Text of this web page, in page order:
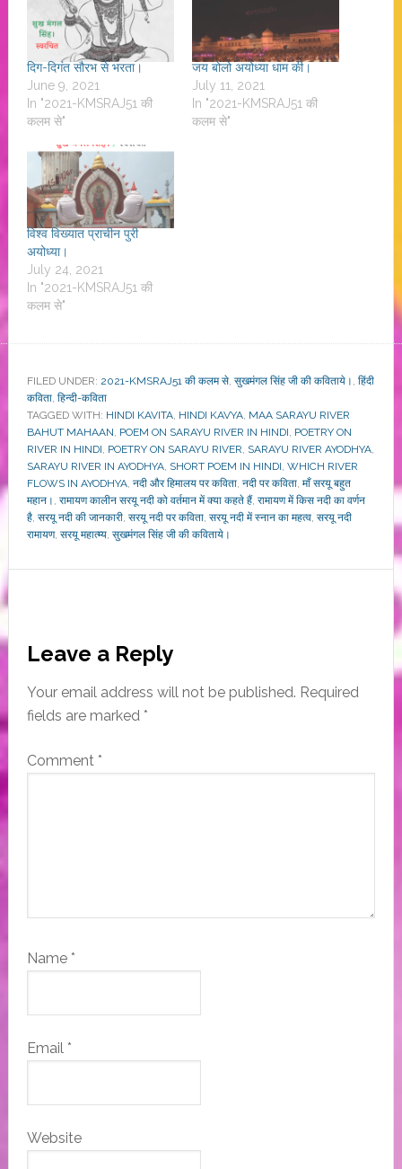
दिग-दिगंत सौरभ से भरता।
June 9, 2021
In "2021-KMSRAJ51 की
कलम से"
जय बोलो अयोध्या धाम की।
July 11, 2021
In "2021-KMSRAJ51 की
कलम से"
विश्व विख्यात प्राचीन पुरी
अयोध्या।
July 24, 2021
In "2021-KMSRAJ51 की
कलम से"
FILED UNDER: 2021-KMSRAJ51 की कलम से, सुखमंगल सिंह जी की कविताये। , हिंदी
कविता, हिन्दी-कविता
TAGGED WITH: HINDI KAVITA, HINDI KAVYA, MAA SARAYU RIVER
BAHUT MAHAAN, POEM ON SARAYU RIVER IN HINDI, POETRY ON
RIVER IN HINDI, POETRY ON SARAYU RIVER, SARAYU RIVER AYODHYA,
SARAYU RIVER IN AYODHYA, SHORT POEM IN HINDI, WHICH RIVER
FLOWS IN AYODHYA, नदी और हिमालय पर कविता, नदी पर कविता, माँ सरयू बहुत
महान। , रामायण कालीन सरयू नदी को वर्तमान में क्या कहते हैं, रामायण में किस नदी का वर्णन
है, सरयू नदी की जानकारी, सरयू नदी पर कविता, सरयू नदी में स्नान का महत्व, सरयू नदी
रामायण, सरयू महात्म्य, सुखमंगल सिंह जी की कविताये।
Reader
Interactions
Leave a Reply
Your email address will not be published. Required
fields are marked *
Comment *
Name *
Email *
Website